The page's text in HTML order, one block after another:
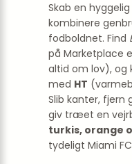
Skab en
kombinere
fodboldnet. Find
på Marketplace
altid om lov), og
med HT
Slib kanter,
giv træet en
turkis, orange
tydeligt Miami